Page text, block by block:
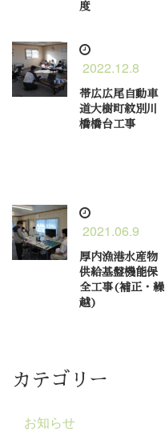
度
2022.12.8
帯広広尾自動車
道大樹町紋別川
橋橋台工事
2021.06.9
厚内漁港水産物
供給基盤機能保
全工事(補正・繰
越)
カテゴリー
お知らせ